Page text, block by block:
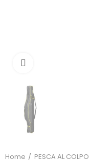
Home PESCA AL COLPO